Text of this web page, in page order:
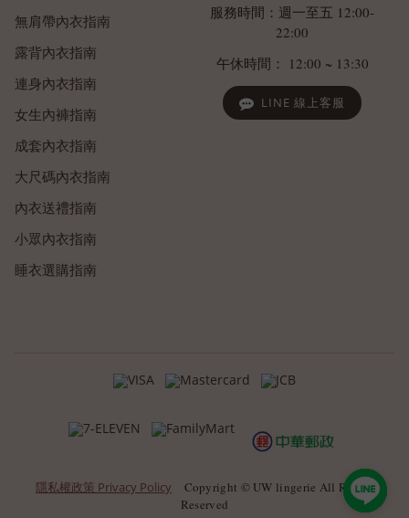
無肩帶內衣指南
露背內衣指南
連身內衣指南
女生內褲指南
成套內衣指南
大尺碼內衣指南
內衣送禮指南
小眾內衣指南
睡衣選購指南
服務時間：週一至五 12:00-
22:00
午休時間： 12:00 ~ 13:30
LINE 線上客服
隱私權政策 Privacy Policy Copyright © UW lingerie All Rights
Reserved